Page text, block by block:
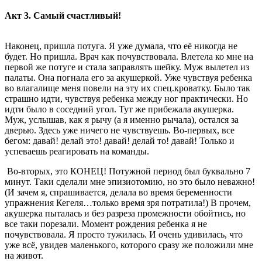
Акт 3. Самый счастливый!
Наконец, пришла потуга. Я уже думала, что её никогда не
будет. Но пришла. Врач как почувствовала. Влетела ко мне на
первой же потуге и стала заправлять шейку. Муж вылетел из
палаты. Она погнала его за акушеркой. Уже чувствуя ребенка
во влагалище меня повели на эту их спец.кроватку. Было так
страшно идти, чувствуя ребенка между ног практически. Но
идти было в соседний угол. Тут же прибежала акушерка.
Муж, услышав, как я рычу (а я именно рычала), остался за
дверью. Здесь уже ничего не чувствуешь. Во-первых, все
бегом: давай! делай это! давай! делай то! давай! Только и
успеваешь реагировать на команды.
Во-вторых, это КОНЕЦ! Потужной период был буквально 7
минут. Таки сделали мне эпизиотомию, но это было неважно!
(И зачем я, спрашивается, делала во время беременности
упражнения Кегеля…только время зря потратила!) В прочем,
акушерка пыталась и без разреза промежности обойтись, но
все таки порезали. Момент рождения ребенка я не
почувствовала. Я просто тужилась. И очень удивилась, что
уже всё, увидев маленького, которого сразу же положили мне
на живот.